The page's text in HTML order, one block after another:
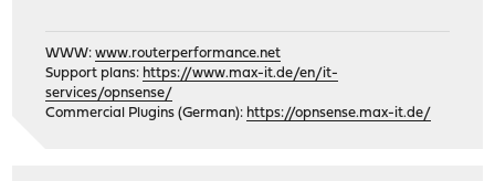
WWW:www.routerperformance.net
Support plans: https://www.max-it.de/en/it-
services/opnsense/
Commercial Plugins (German): https://opnsense.max-it.de/